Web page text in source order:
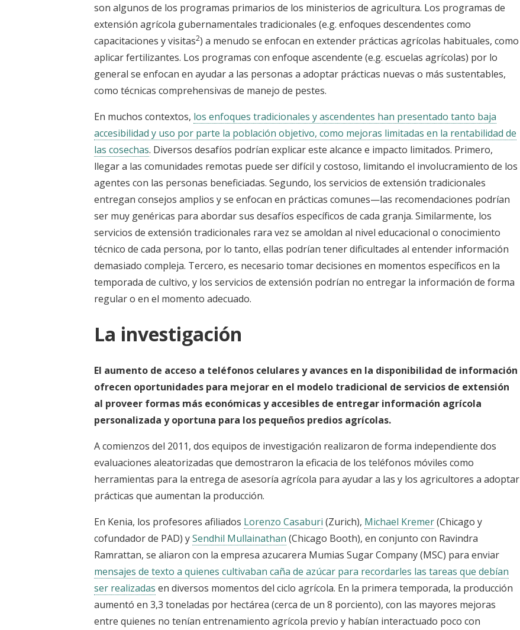
son algunos de los programas primarios de los ministerios de agricultura. Los programas de
extensión agrícola gubernamentales tradicionales (e.g. enfoques descendentes como
capacitaciones y visitas2) a menudo se enfocan en extender prácticas agrícolas habituales, como
aplicar fertilizantes. Los programas con enfoque ascendente (e.g. escuelas agrícolas) por lo
general se enfocan en ayudar a las personas a adoptar prácticas nuevas o más sustentables,
como técnicas comprehensivas de manejo de pestes.
En muchos contextos, los enfoques tradicionales y ascendentes han presentado tanto baja
accesibilidad y uso por parte la población objetivo, como mejoras limitadas en la rentabilidad de
las cosechas. Diversos desafíos podrían explicar este alcance e impacto limitados. Primero,
llegar a las comunidades remotas puede ser difícil y costoso, limitando el involucramiento de los
agentes con las personas beneficiadas. Segundo, los servicios de extensión tradicionales
entregan consejos amplios y se enfocan en prácticas comunes—las recomendaciones podrían
ser muy genéricas para abordar sus desafíos específicos de cada granja. Similarmente, los
servicios de extensión tradicionales rara vez se amoldan al nivel educacional o conocimiento
técnico de cada persona, por lo tanto, ellas podrían tener dificultades al entender información
demasiado compleja. Tercero, es necesario tomar decisiones en momentos específicos en la
temporada de cultivo, y los servicios de extensión podrían no entregar la información de forma
regular o en el momento adecuado.
La investigación
El aumento de acceso a teléfonos celulares y avances en la disponibilidad de información
ofrecen oportunidades para mejorar en el modelo tradicional de servicios de extensión
al proveer formas más económicas y accesibles de entregar información agrícola
personalizada y oportuna para los pequeños predios agrícolas.
A comienzos del 2011, dos equipos de investigación realizaron de forma independiente dos
evaluaciones aleatorizadas que demostraron la eficacia de los teléfonos móviles como
herramientas para la entrega de asesoría agrícola para ayudar a las y los agricultores a adoptar
prácticas que aumentan la producción.
En Kenia, los profesores afiliados Lorenzo Casaburi (Zurich), Michael Kremer(Chicago y
cofundador de PAD) ySendhil Mullainathan (Chicago Booth), en conjunto con Ravindra
Ramrattan, se aliaron con la empresa azucarera Mumias Sugar Company (MSC) para enviar
mensajes de texto a quienes cultivaban caña de azúcar para recordarles las tareas que debían
ser realizadas en diversos momentos del ciclo agrícola. En la primera temporada, la producción
aumentó en 3,3 toneladas por hectárea (cerca de un 8 porciento), con las mayores mejoras
entre quienes no tenían entrenamiento agrícola previo y habían interactuado poco con